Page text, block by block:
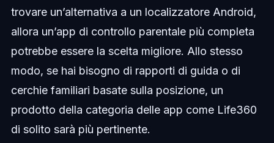
trovare un’alternativa a un localizzatore Android,
allora un’app di controllo parentale più completa
potrebbe essere la scelta migliore. Allo stesso
modo, se hai bisogno di rapporti di guida o di
cerchie familiari basate sulla posizione, un
prodotto della categoria delle app come Life360
di solito sarà più pertinente.